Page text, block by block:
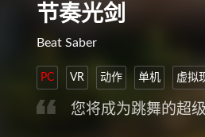
节奏光剑
Beat Saber
PC VR 动作 单机 虚拟
您将成为跳舞的超